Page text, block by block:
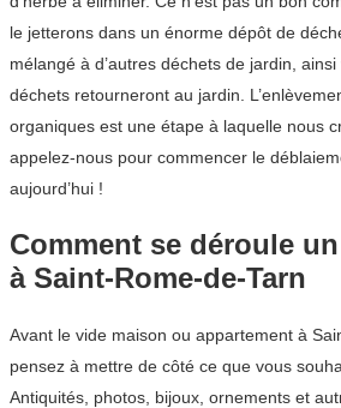
le jetterons dans un énorme dépôt de
mélangé à d’autres déchets de jardin,
déchets retourneront au jardin.
organiques est une étape à laquelle nous
appelez-nous pour commencer le
aujourd’hui !
Comment se déroule
à Saint-Rome-de-Tarn
Avant le vide maison ou appartement à
pensez à mettre de côté ce que vous
Antiquités, photos, bijoux, ornements et